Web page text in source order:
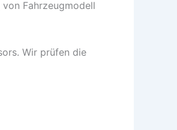
Fahrzeugmodell
Wir prüfen die